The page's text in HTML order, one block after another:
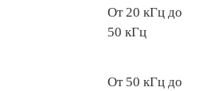
От 20 кГц до
50 кГц
От 50 кГц до